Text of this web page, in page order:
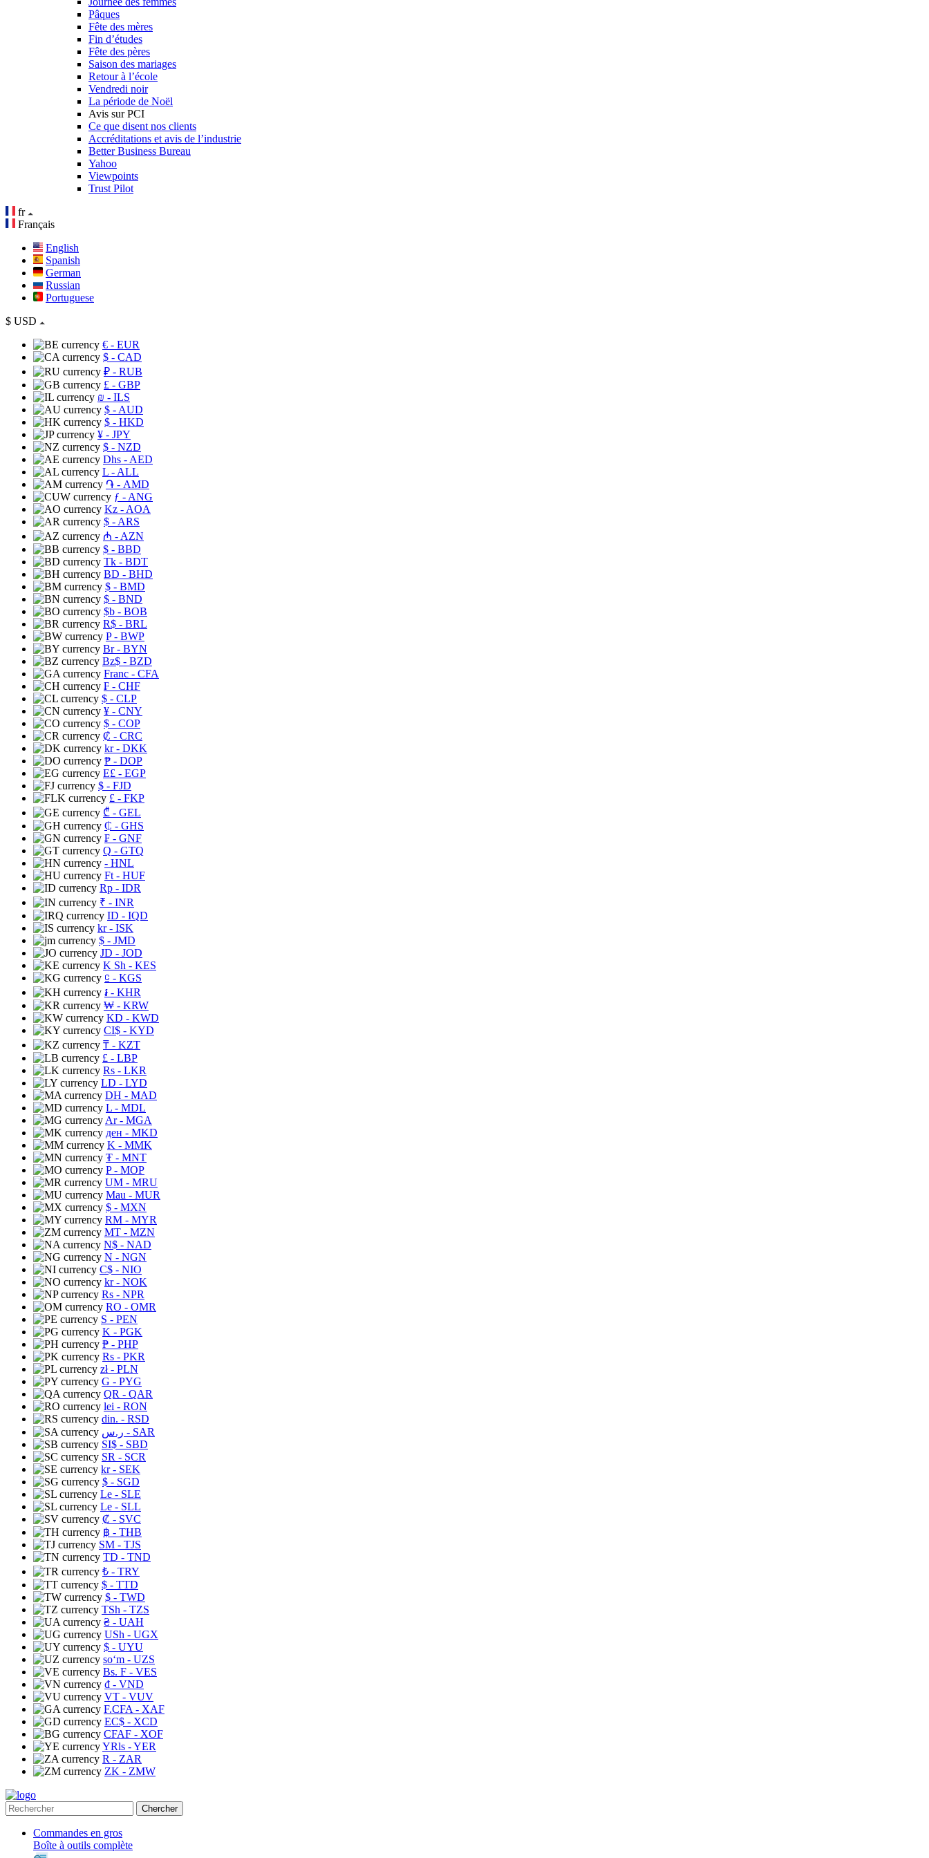
Pâques
Fête des mères
Fin d’études
Fête des pères
Saison des mariages
Retour à l’école
Vendredi noir
La période de Noël
Avis sur PCI
Ce que disent nos clients
Accréditations et avis de l’industrie
Better Business Bureau
Yahoo
Viewpoints
Trust Pilot
fr
Français
English
Spanish
German
Russian
Portuguese
$ USD
€ - EUR
$ - CAD
₽ - RUB
£ - GBP
₪ - ILS
$ - AUD
$ - HKD
¥ - JPY
$ - NZD
Dhs - AED
L - ALL
֏ - AMD
ƒ - ANG
Kz - AOA
$ - ARS
₼ - AZN
$ - BBD
Tk - BDT
BD - BHD
$ - BMD
$ - BND
$b - BOB
R$ - BRL
P- BWP
Br- BYN
Bz$ - BZD
Franc - CFA
₣ - CHF
$ - CLP
¥ - CNY
$ - COP
₡ - CRC
kr- DKK
₱ - DOP
E£ - EGP
$ - FJD
£ - FKP
₾ - GEL
₵ - GHS
₣ - GNF
Q - GTQ
- HNL
Ft - HUF
Rp - IDR
₹ - INR
ID - IQD
kr- ISK
$ - JMD
JD - JOD
K Sh - KES
⃀ - KGS
៛ - KHR
₩ - KRW
KD - KWD
CI$ - KYD
₸ - KZT
£ - LBP
Rs - LKR
LD - LYD
DH - MAD
L - MDL
Ar- MGA
ден - MKD
K - MMK
₮ - MNT
P- MOP
UM - MRU
Mau - MUR
$ - MXN
RM - MYR
MT - MZN
N$ - NAD
N - NGN
C$ - NIO
kr- NOK
Rs - NPR
RO - OMR
S - PEN
K - PGK
₱ - PHP
Rs - PKR
zł- PLN
G - PYG
QR - QAR
lei - RON
din. - RSD
ر.س - SAR
SI$ - SBD
SR - SCR
kr- SEK
$ - SGD
Le - SLE
Le - SLL
₡ - SVC
฿ - THB
ЅМ - TJS
TD - TND
₺ - TRY
$ - TTD
$ - TWD
TSh - TZS
₴ - UAH
USh - UGX
$ - UYU
soʻm - UZS
Bs. F - VES
₫ - VND
VT - VUV
F.CFA - XAF
EC$ - XCD
CFAF - XOF
YRls - YER
R - ZAR
ZK - ZMW
Chercher
Commandes en gros
Boîte à outils complète